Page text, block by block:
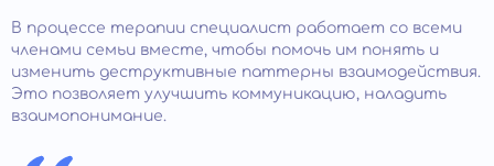
В процессе терапии специалист работает со всеми
членами семьи вместе, чтобы помочь им понять и
изменить деструктивные паттерны взаимодействия.
Это позволяет улучшить коммуникацию, наладить
взаимопонимание.